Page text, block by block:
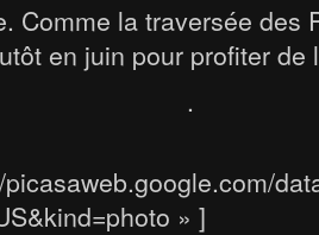
Comme la traversée des
en juin pour profiter de
.
» ]